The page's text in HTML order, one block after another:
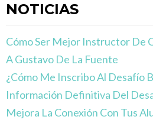
NOTICIAS
Cómo Ser Mejor Instructor De
A Gustavo De La Fuente
¿Cómo Me Inscribo Al Desafío
Información Definitiva Del
Mejora La Conexión Con Tus